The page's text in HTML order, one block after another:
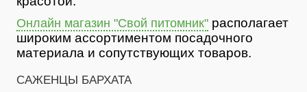
Онлайн магазин "Свой питомник" располагает
широким ассортиментом посадочного
материала и сопутствующих товаров.
САЖЕНЦЫ БАРХАТА